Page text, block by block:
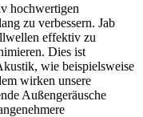
hochwertigen
zu verbessern. Jab
effektiv zu
Dies ist
wie beispielsweise
wirken unsere
Außengeräusche